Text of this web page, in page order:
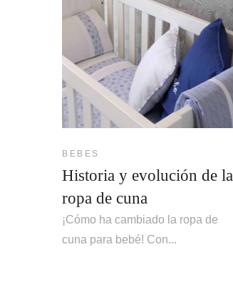
BEBES
Historia y evolución de la
ropa de cuna
¡Cómo ha cambiado la ropa de
cuna para bebé! Con...